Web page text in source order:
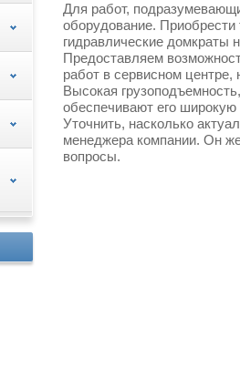
Для работ,
оборудование.
гидравлические домкраты
Предоставляем
работ в сервисном
Высокая
обеспечивают его
Уточнить, насколько
менеджера компании. Он
вопросы.